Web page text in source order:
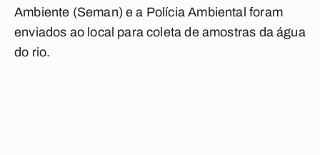
Ambiente (Seman) e a Polícia Ambiental foram
enviados ao local para coleta de amostras da água
do rio.